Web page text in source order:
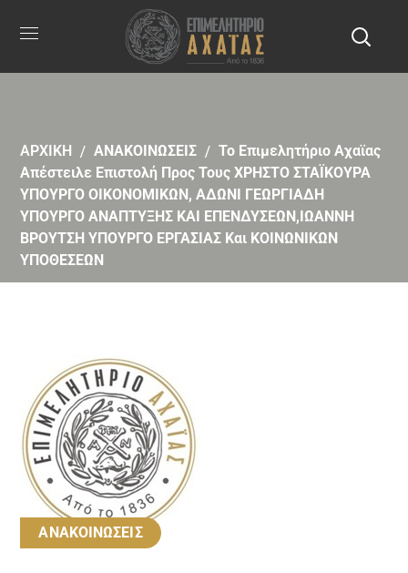
ΑΡΧΙΚΗ ΑΝΑΚΟΙΝΩΣΕΙΣ
Το Επιμελητήριο Αχαϊας
Απέστειλε Επιστολή Προς Τους ΧΡΗΣΤΟ ΣΤΑΪΚΟΥΡΑ
ΥΠΟΥΡΓΟ ΟΙΚΟΝΟΜΙΚΩΝ, ΑΔΩΝΙ ΓΕΩΡΓΙΑΔΗ
ΥΠΟΥΡΓΟ ΑΝΑΠΤΥΞΗΣ ΚΑΙ ΕΠΕΝΔΥΣΕΩΝ,ΙΩΑΝΝΗ
ΒΡΟΥΤΣΗ ΥΠΟΥΡΓΟ ΕΡΓΑΣΙΑΣ Και ΚΟΙΝΩΝΙΚΩΝ
ΥΠΟΘΕΣΕΩΝ
ΑΝΑΚΟΙΝΩΣΕΙΣ